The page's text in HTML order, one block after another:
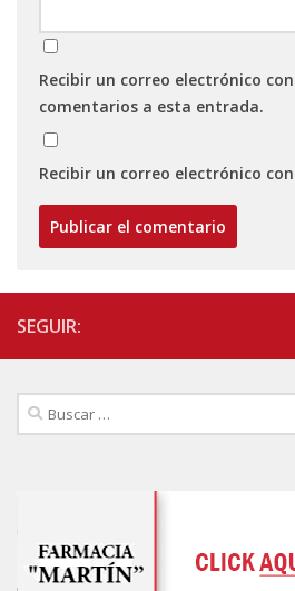
Recibir un correo electrónico
comentarios a esta entrada.
Recibir un correo electrónico
SEGUIR:
Buscar: